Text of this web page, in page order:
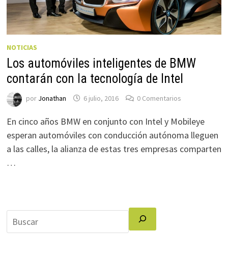
NOTICIAS
Los automóviles inteligentes de BMW
contarán con la tecnología de Intel
por Jonathan 6 julio, 2016 0 Comentarios
En cinco años BMW en conjunto con Intel y Mobileye
esperan automóviles con conducción autónoma lleguen
a las calles, la alianza de estas tres empresas comparten
…